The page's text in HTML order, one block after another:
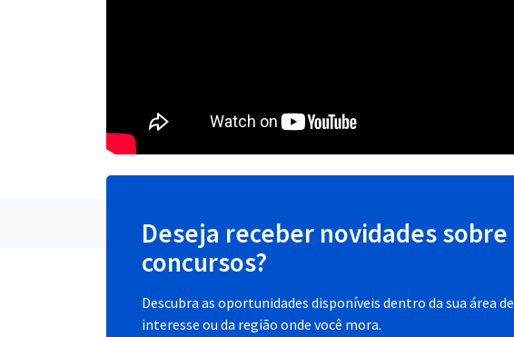
Deseja receber novidades sobre
concursos?
Descubra as oportunidades disponíveis dentro da sua área de
interesse ou da região onde você mora.